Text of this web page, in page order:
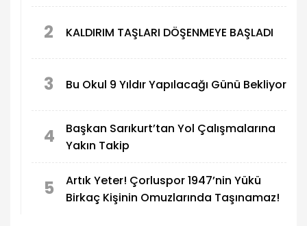
2 KALDIRIM TAŞLARI DÖŞENMEYE BAŞLADI
3 Bu Okul 9 Yıldır Yapılacağı Günü Bekliyor
4
Başkan Sarıkurt’tan Yol Çalışmalarına
Yakın Takip
5
Artık Yeter! Çorluspor 1947’nin Yükü
Birkaç Kişinin Omuzlarında Taşınamaz!